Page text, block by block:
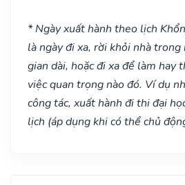
* Ngày xuất hành theo lịch
là ngày đi xa, rời khỏi nhà
gian dài, hoặc đi xa để làm hay
việc quan trọng nào đó. Ví dụ
công tác, xuất hành đi thi đại
lịch (áp dụng khi có thể chủ